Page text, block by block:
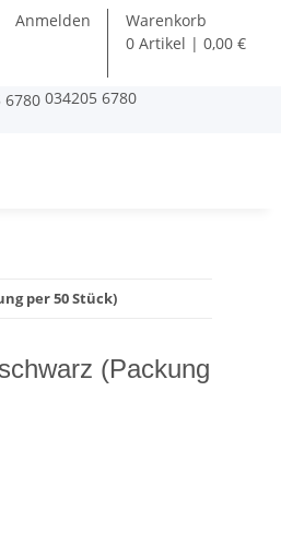
Anmelden
Warenkorb
0 Artikel | 0,00 €
034205 6780
per 50 Stück)
(Packung